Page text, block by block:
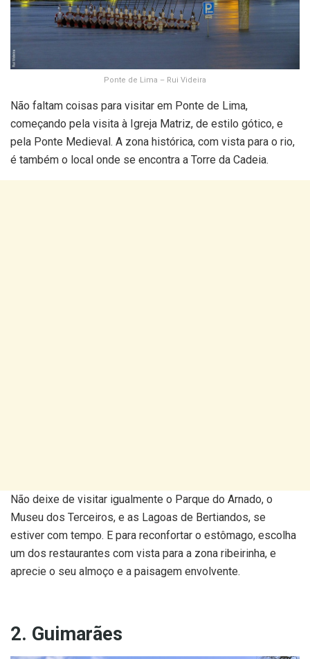
Ponte de Lima – Rui Videira
Não faltam coisas para visitar em Ponte de Lima,
começando pela visita à Igreja Matriz, de estilo gótico, e
pela Ponte Medieval. A zona histórica, com vista para o rio,
é também o local onde se encontra a Torre da Cadeia.
Não deixe de visitar igualmente o Parque do Arnado, o
Museu dos Terceiros, e as Lagoas de Bertiandos, se
estiver com tempo. E para reconfortar o estômago, escolha
um dos restaurantes com vista para a zona ribeirinha, e
aprecie o seu almoço e a paisagem envolvente.
2. Guimarães